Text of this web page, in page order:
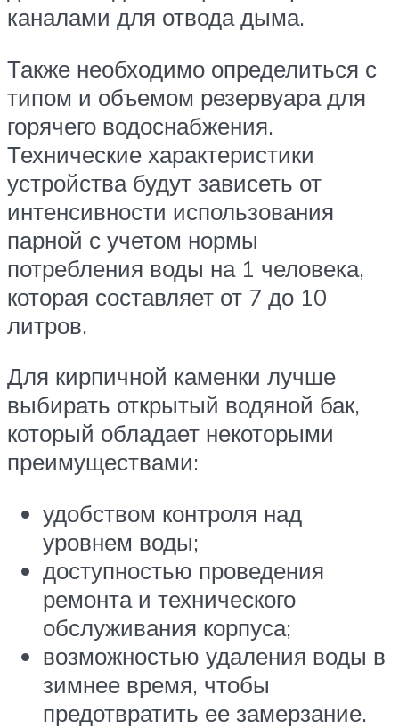
каналами для отвода дыма.
Также необходимо определиться с
типом и объемом резервуара для
горячего водоснабжения.
Технические характеристики
устройства будут зависеть от
интенсивности использования
парной с учетом нормы
потребления воды на 1 человека,
которая составляет от 7 до 10
литров.
Для кирпичной каменки лучше
выбирать открытый водяной бак,
который обладает некоторыми
преимуществами:
удобством контроля над
уровнем воды;
доступностью проведения
ремонта и технического
обслуживания корпуса;
возможностью удаления воды в
зимнее время, чтобы
предотвратить ее замерзание.